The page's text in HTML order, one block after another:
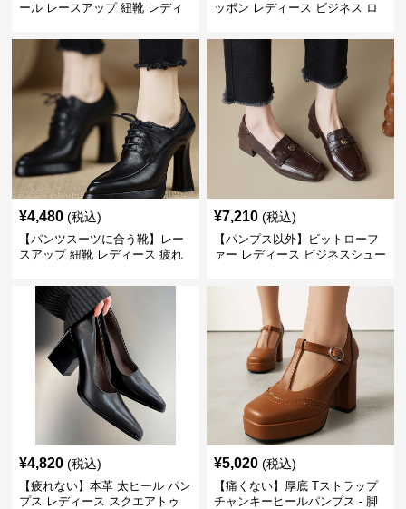
ール レースアップ 紐靴 レディ
ーツ スクエアトゥ 歩きやすい
ッポン レディース ビジネス ロ
ジュアル パンプス以外
¥4,480 (税込)
【パンツスーツに合う靴】レー
スアップ 紐靴 レディース 疲れ
ビジネスシューズ
¥7,210 (税込)
【パンプス以外】ビットローフ
ァー レディース ビジネスシュー
トゥ 疲れない スーツ
¥4,820 (税込)
【疲れない】本革 太ヒール パン
プス レディース スクエアトゥ
¥5,020 (税込)
【痛くない】厚底 Tストラップ
チャンキーヒールパンプス - 脚